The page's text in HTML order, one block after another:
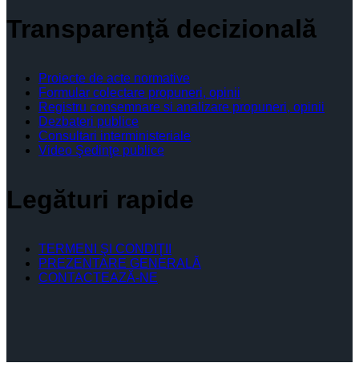
Transparenţă decizională
Proiecte de acte normative
Formular colectare propuneri, opinii
Registru consemnare si analizare propuneri, opinii
Dezbateri publice
Consultari interministeriale
Video Şedinţe publice
Legături rapide
TERMENI ŞI CONDIŢII
PREZENTARE GENERALĂ
CONTACTEAZĂ-NE